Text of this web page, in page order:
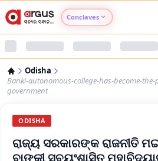
Conclaves
Argus Nari Shakti
Argus Health
Odisha
Banki-autonomous-college-has-become-the-
government
ODISHA
ରାଜ୍ୟ ସରକାରଙ୍କ ରାଜନୀତି
ବାଙ୍କୀ ସ୍ବୟଂଶାସିତ